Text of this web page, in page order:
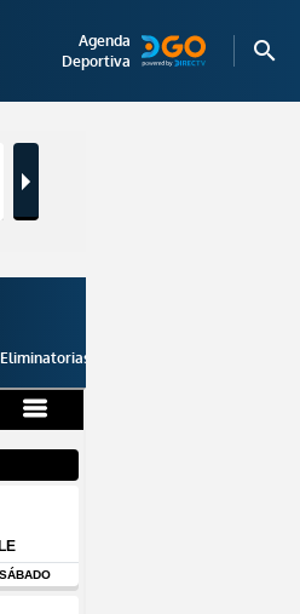
Agenda
Deportiva
search
Eliminatorias 2026